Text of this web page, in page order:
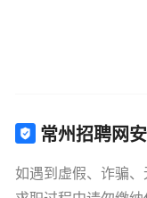
常州招聘网
如遇到虚假、诈骗、